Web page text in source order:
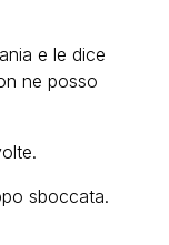
e le dice
ne posso
sboccata.